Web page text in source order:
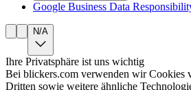
Google Business Data
N/A
Ihre Privatsphäre ist uns wichtig
Bei blickers.com verwenden wir Cookies
Dritten sowie weitere ähnliche